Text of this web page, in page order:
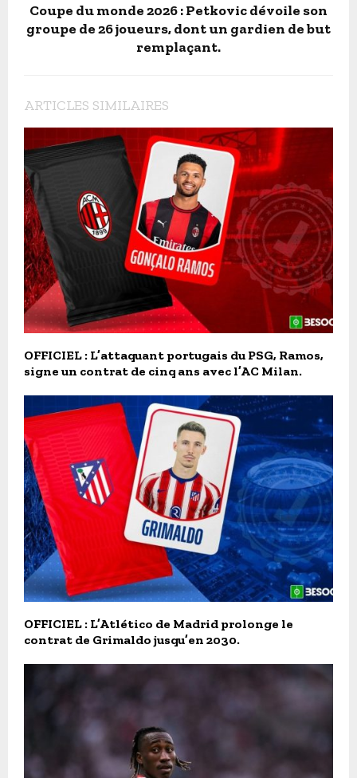
Coupe du monde 2026 : Petkovic dévoile son
groupe de 26 joueurs, dont un gardien de but
remplaçant.
ARTICLES SIMILAIRES
OFFICIEL : L’attaquant portugais du PSG, Ramos,
signe un contrat de cinq ans avec l’AC Milan.
OFFICIEL : L’Atlético de Madrid prolonge le
contrat de Grimaldo jusqu’en 2030.